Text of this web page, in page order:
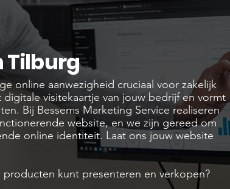
Tilburg
online aanwezigheid cruciaal voor zakelijk
visitekaartje van jouw bedrijf en vormt
Bij Bessems Marketing Service realiseren
website, en we zijn gereed om
online identiteit. Laat ons jouw website
kunt presenteren en verkopen?